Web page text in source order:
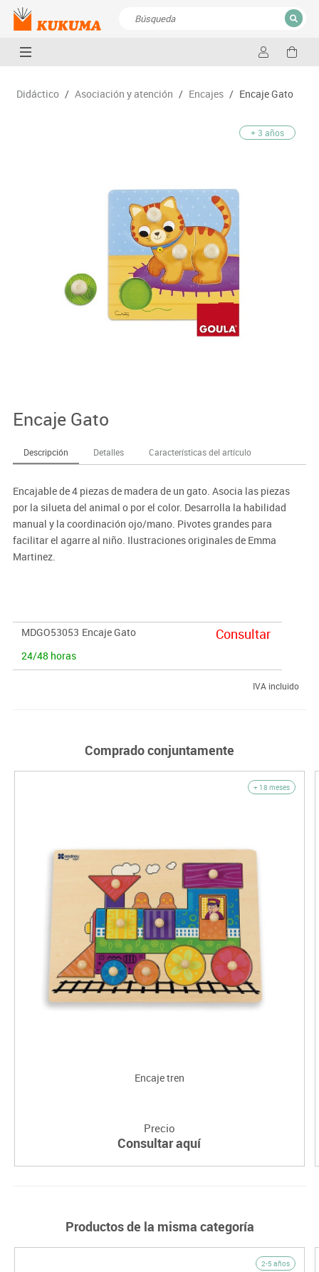
CERRAR
Didáctico / Asociación y atención / Encajes / Encaje Gato
+ 3 años
Encaje Gato
Descripción Detalles Características del artículo
Encajable de 4 piezas de madera de un gato. Asocia las piezas
por la silueta del animal o por el color. Desarrolla la habilidad
manual y la coordinación ojo/mano. Pivotes grandes para
facilitar el agarre al niño. Ilustraciones originales de Emma
Martinez.
MDGO53053 Encaje Gato
24/48 horas
Consultar
IVA incluido
Comprado conjuntamente
+ 18 meses
Encaje tren
Precio
Consultar aquí
Productos de la misma categoría
2-5 años